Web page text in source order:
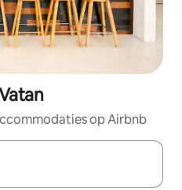
op Airbnb
zijn, maak je een keuze